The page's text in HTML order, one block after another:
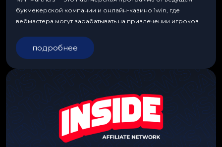
букмекерской компании и онлайн-казино 1win, где
вебмастера могут зарабатывать на привлечении игроков.
подробнее